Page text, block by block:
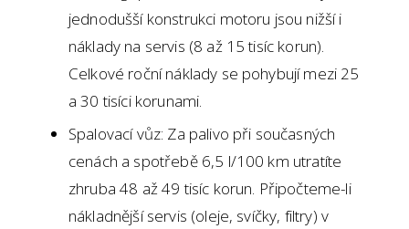
jednodušší konstrukci motoru jsou nižší i
náklady na servis (8 až 15 tisíc korun).
Celkové roční náklady se pohybují mezi 25
a 30 tisíci korunami.
Spalovací vůz: Za palivo při současných
cenách a spotřebě 6,5 l/100 km utratíte
zhruba 48 až 49 tisíc korun. Připočteme-li
nákladnější servis (oleje, svíčky, filtry) v